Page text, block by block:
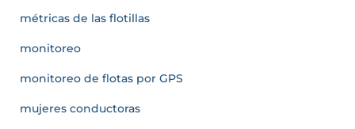
métricas de las flotillas
monitoreo
monitoreo de flotas por GPS
mujeres conductoras